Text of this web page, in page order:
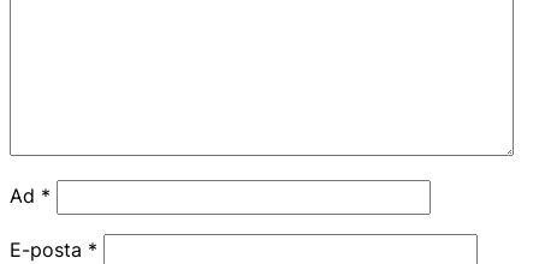
Ad *
E-posta *